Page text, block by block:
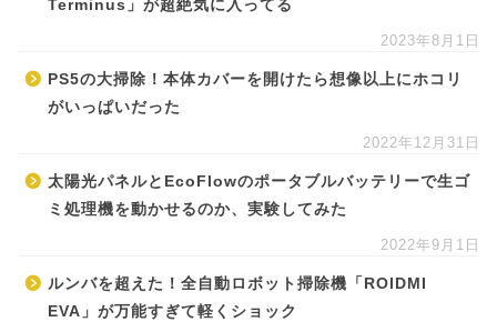
Terminus」が超絶気に入ってる
2023年8月1日
PS5の大掃除！本体カバーを開けたら想像以上にホコリ
がいっぱいだった
2022年12月31日
太陽光パネルとEcoFlowのポータブルバッテリーで生ゴ
ミ処理機を動かせるのか、実験してみた
2022年9月1日
ルンバを超えた！全自動ロボット掃除機「ROIDMI
EVA」が万能すぎて軽くショック